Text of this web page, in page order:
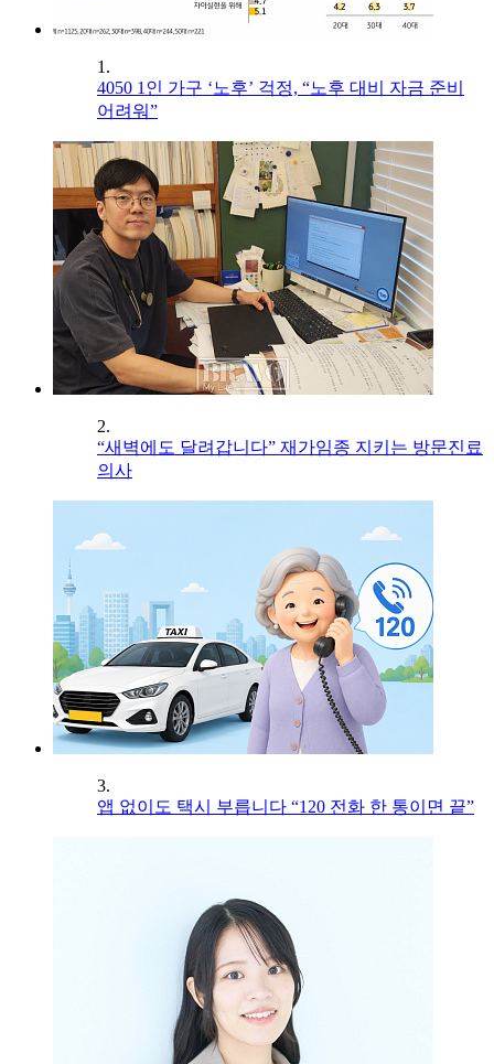
1.
4050 1인 가구 ‘노후’ 걱정, “노후 대비 자금 준비
어려워”
2.
“새벽에도 달려갑니다” 재가임종 지키는 방문진료
의사
3.
앱 없이도 택시 부릅니다 “120 전화 한 통이면 끝”